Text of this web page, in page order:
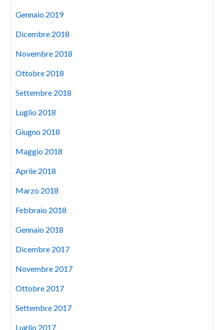
Gennaio 2019
Dicembre 2018
Novembre 2018
Ottobre 2018
Settembre 2018
Luglio 2018
Giugno 2018
Maggio 2018
Aprile 2018
Marzo 2018
Febbraio 2018
Gennaio 2018
Dicembre 2017
Novembre 2017
Ottobre 2017
Settembre 2017
Luglio 2017